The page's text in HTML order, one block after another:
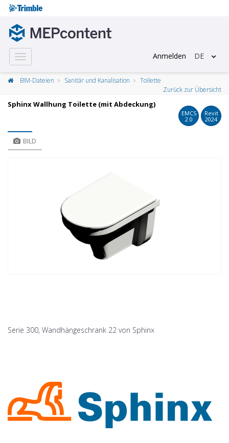
Toggle
navigation
Anmelden DE
BIM-Dateien Sanitär und Kanalisation
Toilette
Zurück zur Übersicht
Sphinx Wallhung Toilette (mit Abdeckung)
EMCS
2.0
Revit
2024
BILD
Serie 300, Wandhängeschrank 22 von Sphinx